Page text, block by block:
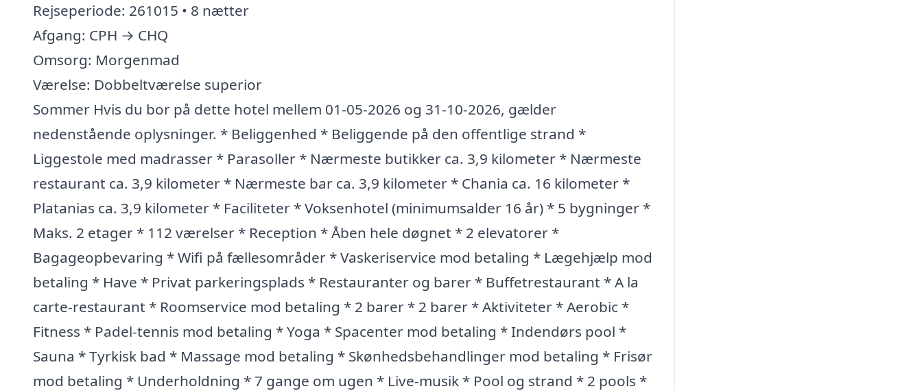
Rejseperiode: 261015 • 8 nætter
Afgang: CPH → CHQ
Omsorg: Morgenmad
Værelse: Dobbeltværelse superior
Sommer Hvis du bor på dette hotel mellem 01-05-2026 og 31-10-2026, gælder
nedenstående oplysninger. * Beliggenhed * Beliggende på den offentlige strand *
Liggestole med madrasser * Parasoller * Nærmeste butikker ca. 3,9 kilometer * Nærmeste
restaurant ca. 3,9 kilometer * Nærmeste bar ca. 3,9 kilometer * Chania ca. 16 kilometer *
Platanias ca. 3,9 kilometer * Faciliteter * Voksenhotel (minimumsalder 16 år) * 5 bygninger *
Maks. 2 etager * 112 værelser * Reception * Åben hele døgnet * 2 elevatorer *
Bagageopbevaring * Wifi på fællesområder * Vaskeriservice mod betaling * Lægehjælp mod
betaling * Have * Privat parkeringsplads * Restauranter og barer * Buffetrestaurant * A la
carte-restaurant * Roomservice mod betaling * 2 barer * 2 barer * Aktiviteter * Aerobic *
Fitness * Padel-tennis mod betaling * Yoga * Spacenter mod betaling * Indendørs pool *
Sauna * Tyrkisk bad * Massage mod betaling * Skønhedsbehandlinger mod betaling * Frisør
mod betaling * Underholdning * 7 gange om ugen * Live-musik * Pool og strand * 2 pools *